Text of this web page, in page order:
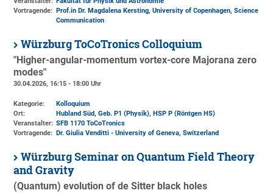
Vortragende: Prof.in Dr. Magdalena Kersting, University of Copenhagen, Science
Communication
Würzburg ToCoTronics Colloquium
"Higher-angular-momentum vortex-core Majorana zero
modes"
30.04.2026, 16:15 - 18:00 Uhr
Kategorie:
Kolloquium
Ort:
Hubland Süd, Geb. P1 (Physik), HSP P (Röntgen HS)
Veranstalter: SFB 1170 ToCoTronics
Vortragende:
Dr. Giulia Venditti - University of Geneva, Switzerland
Würzburg Seminar on Quantum Field Theory
and Gravity
(Quantum) evolution of de Sitter black holes